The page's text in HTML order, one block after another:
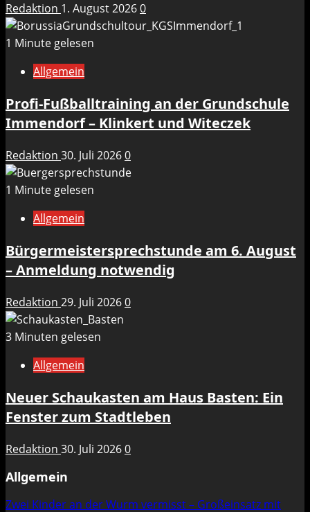
Redaktion 1. August 20260
1 Minute gelesen
Allgemein
Profi-Fußballtraining an der Grundschule
Immendorf – Klinkert und Witeczek
Redaktion 30. Juli 20260
1 Minute gelesen
Allgemein
Bürgermeistersprechstunde am 6. August
– Anmeldung notwendig
Redaktion 29. Juli 20260
3 Minuten gelesen
Allgemein
Neuer Schaukasten am Haus Basten: Ein
Fenster zum Stadtleben
Redaktion 30. Juli 20260
Allgemein
Zwei Kinder an der Wurm vermisst – Großeinsatz mit